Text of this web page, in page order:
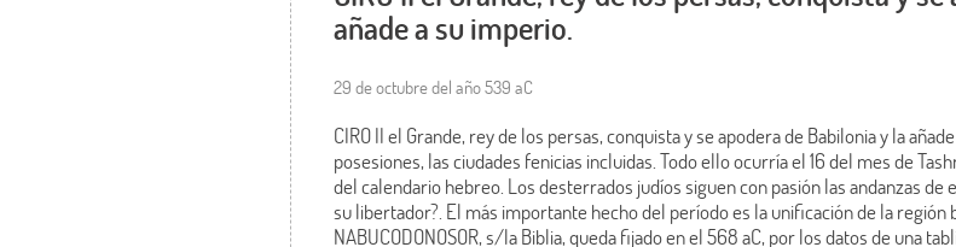
añade a su imperio.
29 de octubre del año 539 aC
CIRO II el Grande, rey de los persas, conquista y se apodera de Babilonia y la
posesiones, las ciudades fenicias incluidas. Todo ello ocurría el 16 del mes de
del calendario hebreo. Los desterrados judíos siguen con pasión las andanzas de
su libertador?. El más importante hecho del período es la unificación de la región
NABUCODONOSOR, s/la Biblia, queda fijado en el 568 aC, por los datos de una